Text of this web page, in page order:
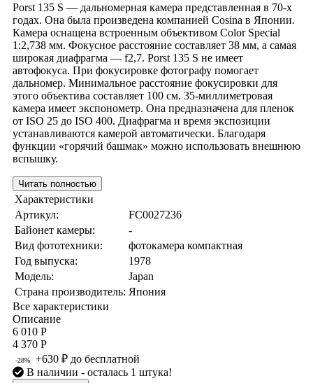
Porst 135 S — дальномерная камера представленная в 70-х
годах. Она была произведена компанией Cosina в Японии.
Камера оснащена встроенным объективом Color Special
1:2,738 мм. Фокусное расстояние составляет 38 мм, а самая
широкая диафрагма — f2,7. Porst 135 S не имеет
автофокуса. При фокусировке фотографу помогает
дальномер. Минимальное расстояние фокусировки для
этого объектива составляет 100 см. 35-миллиметровая
камера имеет экспонометр. Она предназначена для пленок
от ISO 25 до ISO 400. Диафрагма и время экспозиции
устанавливаются камерой автоматически. Благодаря
функции «горячий башмак» можно использовать внешнюю
вспышку.
Читать полностью
Характеристики
Артикул:
FC0027236
Байонет камеры:
-
Вид фототехники:
фотокамера компактная
Год выпуска:
1978
Модель:
Japan
Страна производитель: Япония
Все характеристики
Описание
6 010 Р
4 370 Р
-28%
+630 ₽ до бесплатной
В наличии - осталась 1 штука!